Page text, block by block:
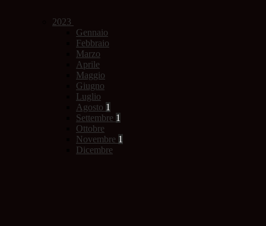
2023
Gennaio
Febbraio
Marzo
Aprile
Maggio
Giugno
Luglio
Agosto 1
Settembre 1
Ottobre
Novembre 1
Dicembre